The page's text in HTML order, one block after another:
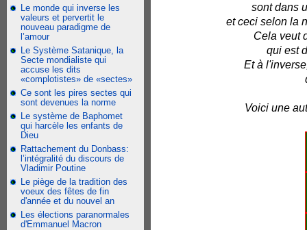
Le monde qui inverse les
valeurs et pervertit le
nouveau paradigme de
l’amour
Le Système Satanique, la
Secte mondialiste qui
accuse les dits
«complotistes» de «sectes»
Ce sont les pires sectes qui
sont devenues la norme
Le système de Baphomet
qui harcèle les enfants de
Dieu
Rattachement du Donbass:
l’intégralité du discours de
Vladimir Poutine
Le piège de la tradition des
voeux des fêtes de fin
d'année et du nouvel an
Les élections paranormales
d'Emmanuel Macron
sont dans
et ceci selon la
Cela veut
qui est
Et à
Voici une